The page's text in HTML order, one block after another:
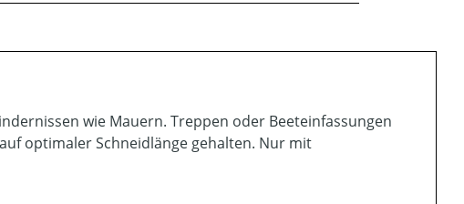
wie Mauern. Treppen oder Beeteinfassungen
optimaler Schneidlänge gehalten. Nur mit